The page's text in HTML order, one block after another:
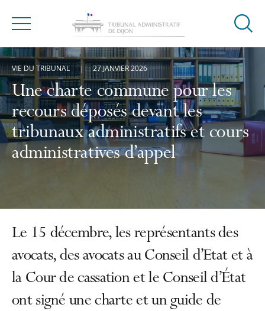
Menu
Ouvrir
de
Une charte commune pour les
recours déposés devant les
tribunaux administratifs et cours
administratives d’appel
VIE DU TRIBUNAL 27 JANVIER 2026
Le 15 décembre, les représentants des
avocats, des avocats au Conseil d’Etat et à
la Cour de cassation et le Conseil d’État
ont signé une charte et un guide de